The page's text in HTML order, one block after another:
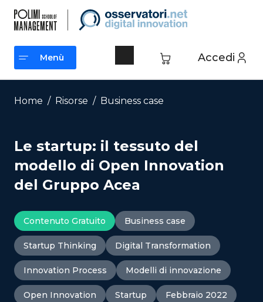
contenuto
Accedi
Menù
Menù
Home / Risorse / Business case
Le startup: il tessuto del
modello di Open Innovation
del Gruppo Acea
Contenuto Gratuito Business case
Startup Thinking Digital Transformation
Innovation Process Modelli di innovazione
Open Innovation Startup Febbraio 2022